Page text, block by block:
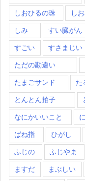
しおひるの珠 し
しみ すい臓がん
すごい すさまじい
ただの勘違い
たまごサンド た
とんとん拍子
なにかいいこと
ばね指 ひがし
ふじの ふじやま
ますだ まぶしい